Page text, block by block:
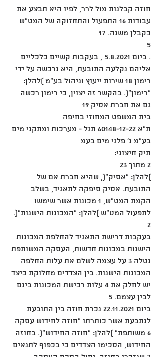
חוזה קבלנות מול לרר, לפיו היא תבצע את
עבודות 16 התפעול והתחזוקה של המט"ש
כקבלן משנה. 17
5
. ביום 5.8.2021 , בעקבות קשיים כלכליים
אליהם נקלעה התובעת, היא נרכשה על ידי
רימון 18 שירות ייעוץ וניהול בע"מ )להלן:
"רימון"(. בהקשר זה יצוין, כי רימון רכשה
גם את חברת אסיק 19
בית המשפט המחוזי בחיפה
ת"א 60148-12-22 תגל - מערכות ומתקני מים
בע"מ נ' פלגי מים בעמ
תיק חיצוני:
2 מתוך 23
)להלן: "אסיק"(, שהיא חברת אם של
התובעת. אסיק סיפקה לתאגיד, בשלב
הקמת המט"ש, 1 מכונות אשר שימשו
לתפעול המט"ש )להלן: "המכונות הישנות"(.
2
בעקבות דרישת התאגיד להחלפת המכונות
הישנות במכונות חדשות, העסקה המשותפת
נטלה 3 על עצמה לשלם את עלות החלפה
המכונות הישנות. בין הצדדים מחלוקת כיצד
יש לחלק את 4 עלות רכישת המכונות בינם
לבין עצמם. 5
ביום 22.11.2021 נכרת חוזה בין התובעת
לנתבעת אשר כותרתו "חוזה לחידוש עסקה
6 משותפת" )להלן: "חוזה החידוש"(. בחוזה
החידוש, הסכימו הצדדים כי בכפוף לתנאים